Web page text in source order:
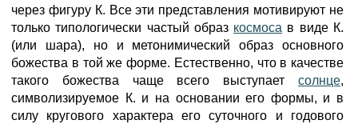
через фигуру К. Все эти представления мотивируют не
только типологически частый образ космоса в виде К.
(или шара), но и метонимический образ основного
божества в той же форме. Естественно, что в качестве
такого божества чаще всего выступает солнце,
символизируемое К. и на основании его формы, и в
силу кругового характера его суточного и годового